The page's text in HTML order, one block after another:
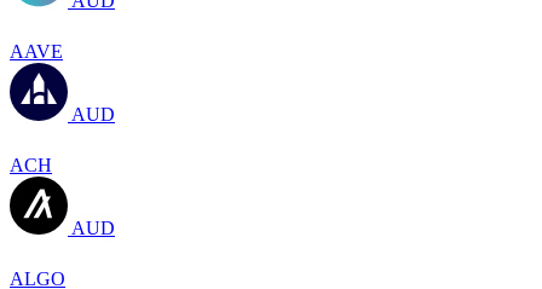
AAVE
AUD
ACH
AUD
ALGO